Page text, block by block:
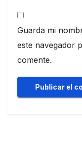
Guarda mi
este navegador
comente.